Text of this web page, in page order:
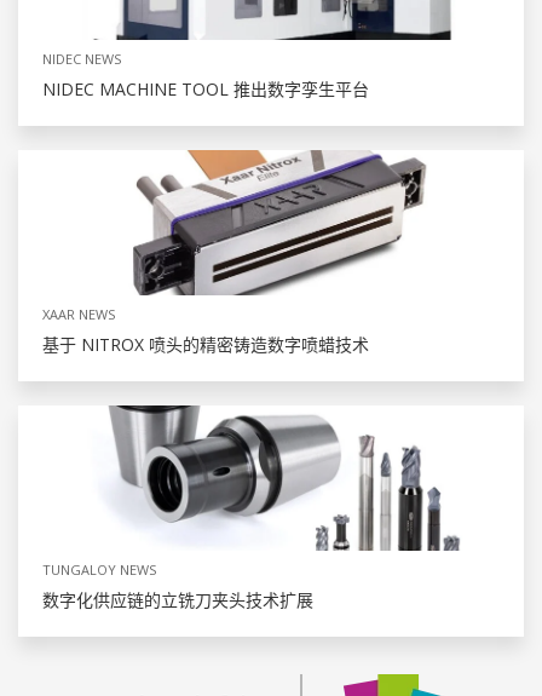
NIDEC NEWS
NIDEC MACHINE TOOL 推出数字孪生平台
XAAR NEWS
基于 NITROX 喷头的精密铸造数字喷蜡技术
TUNGALOY NEWS
数字化供应链的立铣刀夹头技术扩展